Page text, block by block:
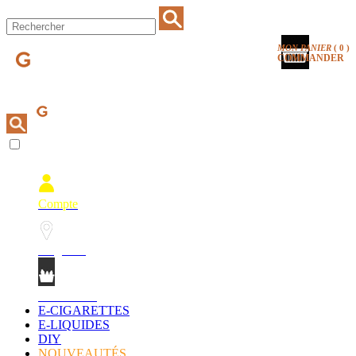
MON PANIER ( 0 )
COMMANDER
Compte
E-CIGARETTES
E-LIQUIDES
DIY
NOUVEAUTÉS